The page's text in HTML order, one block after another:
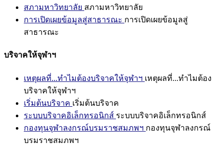
สภามหาวิทยาลัย สภามหาวิทยาลัย
การเปิดเผยข้อมูลสู่สาธารณะ การเปิดเผยข้อมูลสู่
สาธารณะ
บริจาคให้จุฬาฯ
เหตุผลที่...ทำไมต้องบริจาคให้จุฬาฯ เหตุผลที่...ทำไมต้อง
บริจาคให้จุฬาฯ
เริ่มต้นบริจาค เริ่มต้นบริจาค
ระบบบริจาคอิเล็กทรอนิกส์ ระบบบริจาคอิเล็กทรอนิกส์
กองทุนจุฬาลงกรณ์บรมราชสมภพฯ กองทุนจุฬาลงกรณ์
บรมราชสมภพฯ